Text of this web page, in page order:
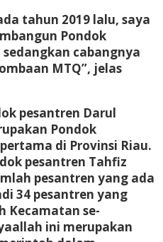
tahun 2019 lalu, saya
Pondok
cabangnya
MTQ”, jelas
pesantren Darul
Pondok
di Provinsi Riau.
pesantren Tahfiz
pesantren yang ada
34 pesantren yang
Kecamatan se-
ini merupakan